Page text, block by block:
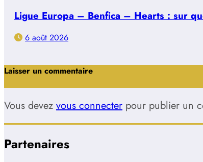
Ligue Europa – Benfica – Hearts : sur
6 août 2026
Laisser un commentaire
Vous devez vous connecter pour publier un
Partenaires